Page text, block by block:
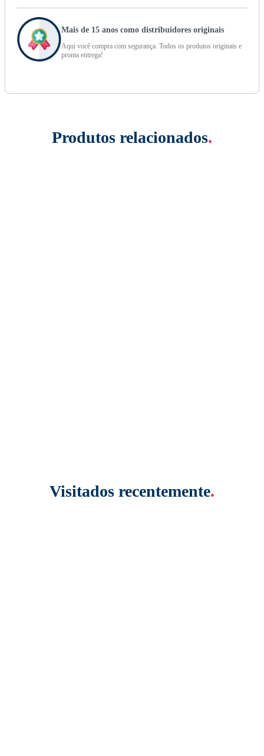
Mais de 15 anos como distribuidores originais
Aqui você compra com segurança. Todos os produtos originais e
pronta entrega!
Produtos relacionados.
Visitados recentemente.